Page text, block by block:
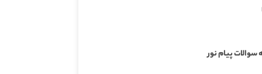
سوالات پیام نور